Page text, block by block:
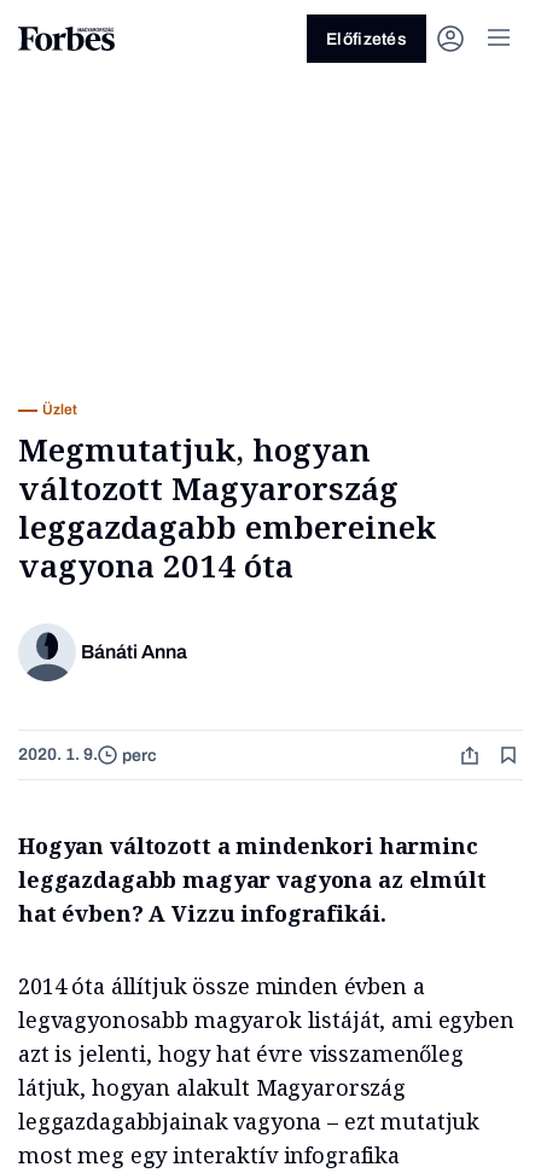
Előfizetés
Üzlet
Megmutatjuk, hogyan
változott Magyarország
leggazdagabb embereinek
vagyona 2014 óta
Bánáti Anna
2020. 1. 9. perc
Hogyan változott a mindenkori harminc
leggazdagabb magyar vagyona az elmúlt
hat évben? A Vizzu infografikái.
2014 óta állítjuk össze minden évben a
legvagyonosabb magyarok listáját, ami egyben
azt is jelenti, hogy hat évre visszamenőleg
látjuk, hogyan alakult Magyarország
leggazdagabbjainak vagyona – ezt mutatjuk
most meg egy interaktív infografika